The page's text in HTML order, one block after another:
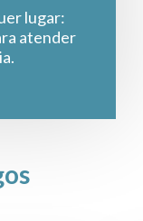
lugar:
atender